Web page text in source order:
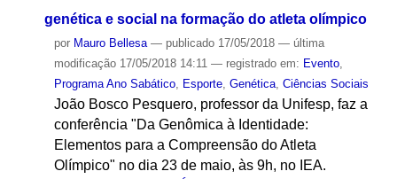
genética e social na formação do atleta olímpico
por Mauro Bellesa — publicado17/05/2018 — última
modificação17/05/2018 14:11 — registrado em: Evento,
Programa Ano Sabático, Esporte, Genética, Ciências Sociais
João Bosco Pesquero, professor da Unifesp, faz a
conferência "Da Genômica à Identidade:
Elementos para a Compreensão do Atleta
Olímpico" no dia 23 de maio, às 9h, no IEA.